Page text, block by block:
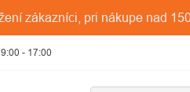
zákazníci, pri nákupe nad